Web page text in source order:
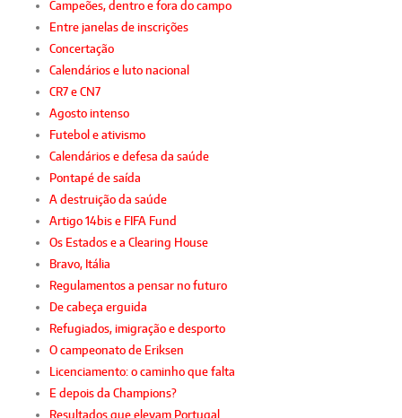
Campeões, dentro e fora do campo
Entre janelas de inscrições
Concertação
Calendários e luto nacional
CR7 e CN7
Agosto intenso
Futebol e ativismo
Calendários e defesa da saúde
Pontapé de saída
A destruição da saúde
Artigo 14bis e FIFA Fund
Os Estados e a Clearing House
Bravo, Itália
Regulamentos a pensar no futuro
De cabeça erguida
Refugiados, imigração e desporto
O campeonato de Eriksen
Licenciamento: o caminho que falta
E depois da Champions?
Resultados que elevam Portugal